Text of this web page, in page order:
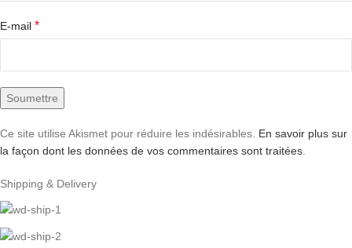
E-mail *
Ce site utilise Akismet pour réduire les indésirables. En savoir plus sur
la façon dont les données de vos commentaires sont traitées
Shipping & Delivery